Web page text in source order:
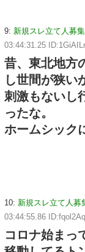
9: 新規スレ立て人募
03:44:31.25
昔、東北地方
し世間が狭い
刺激もないし
ったな。
ホームシック
10: 新規スレ立て人
03:44:55.86
コロナ始まっ